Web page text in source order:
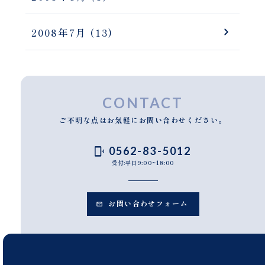
2008年7月 (13)
CONTACT
ご不明な点はお気軽にお問い合わせください。
0562-83-5012
受付:平日9:00~18:00
お問い合わせフォーム